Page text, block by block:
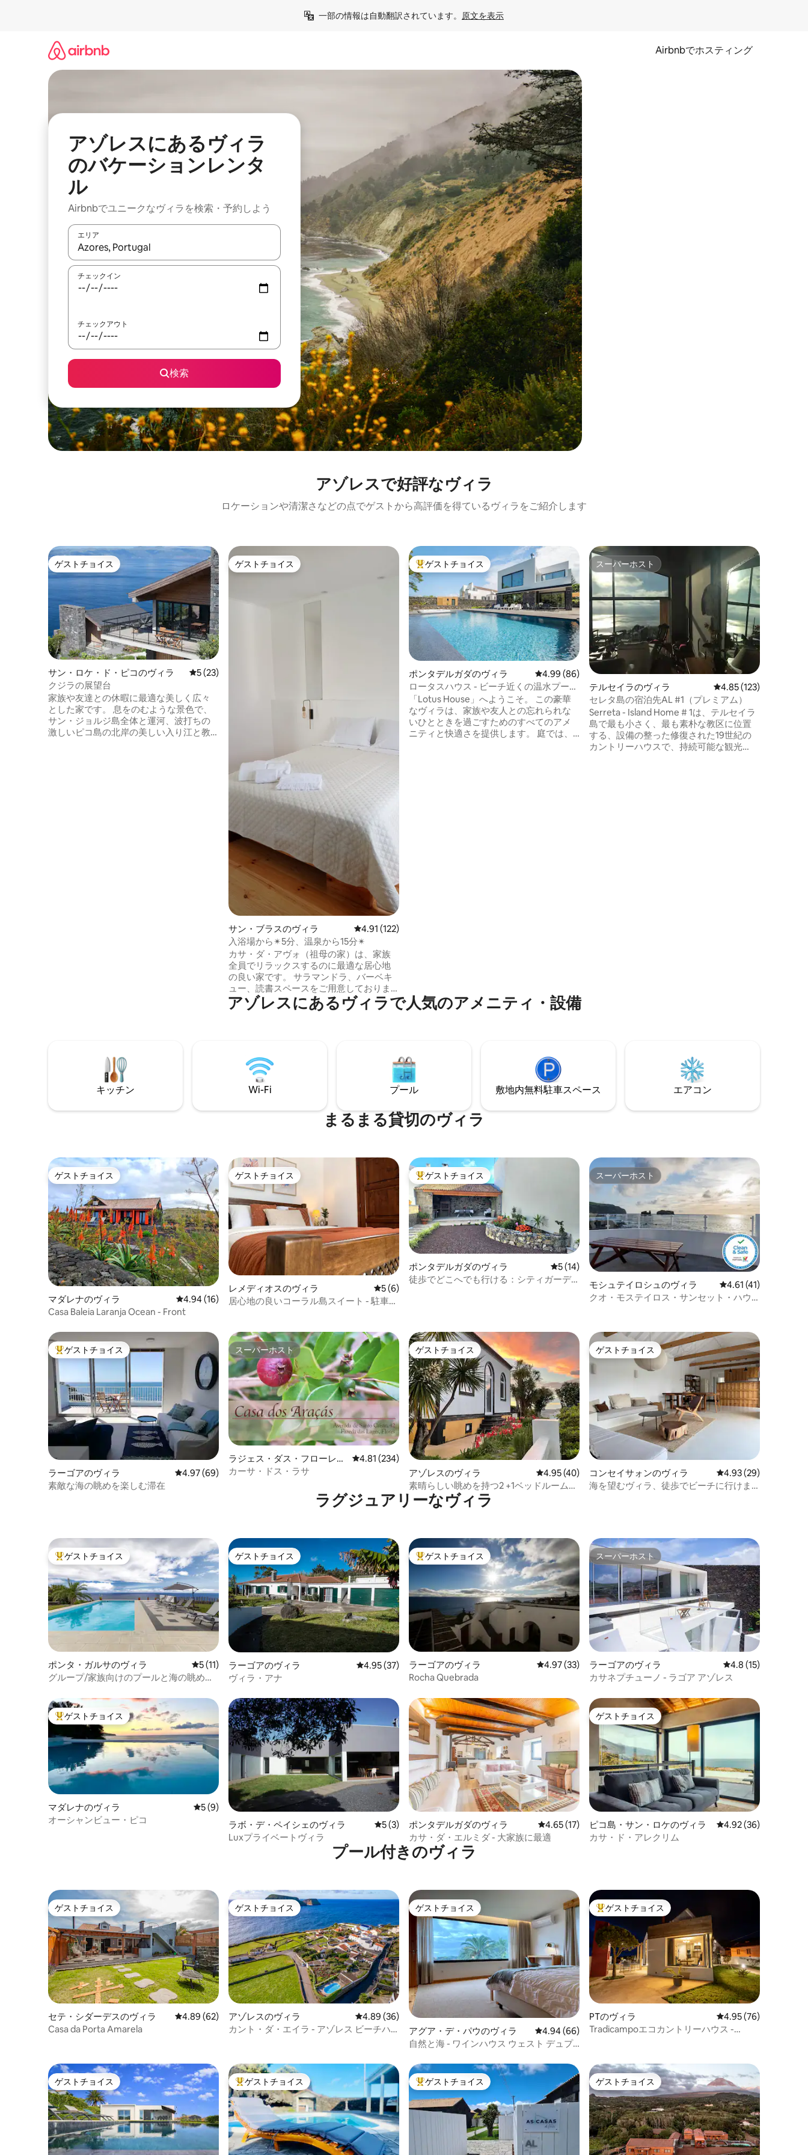
一部の情報は自動翻訳されています。 原文を表示
Airbnbでホスティング
アゾレスにあるヴィラ
のバケーションレンタ
ル
Airbnbでユニークなヴィラを検索・予約しよう
エリア
検索結果が表示されたら、上下の矢印キーを使って移動するか、画面をタッチまたはスワイプして検索結果を確認することができます。
チェックイン
チェックアウト
検索
アゾレスで好評なヴィラ
ロケーションや清潔さなどの点でゲストから高評価を得ているヴィラをご紹介します
ゲストチョイス
ゲストチョイス
サン・ロケ・ド・ピコのヴィラ レビュー23件、5つ星中5つ星の平均評価
5 (23)
クジラの展望台
家族や友達との休暇に最適な美しく広々
とした家です。 息をのむような景色で、
サン・ジョルジ島全体と運河、波打ちの
激しいピコ島の北岸の美しい入り江と教
ゲストチョイス
ゲストチョイス
サン・ブラスのヴィラ レビュー122件、5つ星中4.91つ星の平均評価
4.91 (122)
入浴場から✴5分、温泉から15分✴
カサ・ダ・アヴォ（祖母の家）は、家族
全員でリラックスするのに最適な居心地
の良い家です。 サラマンドラ、バーベキ
ュー、読書スペースをご用意しておりま
す。 サン・ミゲル島の中央に位置するサ
ン・ブラスの教区にあり、街と自然の両
の散歩道があります。 10メートルのとこ
ろには、ミニマーケット、カフェ、レス
トラン、地元の博物館があります。
大好評のゲストチョイスです。
ゲストチョイス
ポンタデルガダのヴィラ レビュー86件、5つ星中4.99つ星の平均評価
4.99 (86)
ロータスハウス - ビーチ近くの温水プール
＆ジャグジー
「Lotus House」へようこそ。 この豪華
なヴィラは、家族や友人との忘れられな
いひとときを過ごすためのすべてのアメ
ニティと快適さを提供します。 庭では、
スーパーホスト
スーパーホスト
テルセイラのヴィラ レビュー123件、5つ
4.85 (123)
セレタ島の宿泊先AL #1（プレミアム）
Serreta - Island Home # 1は、テルセイラ
島で最も小さく、最も素朴な教区に位置
する、設備の整った修復された19世紀の
カントリーハウスで、持続可能な観光
アゾレスにあるヴィラで人気のアメニティ・設備
キッチン Wi-Fi プール 敷地内無料駐⁠車ス⁠ペ⁠ー⁠ス エアコン
まるまる貸切のヴィラ
ゲストチョイス
ゲストチョイス
マダレナのヴィラ レビュー16件、5つ星中4.94つ星の平均評価
4.94 (16)
Casa Baleia Laranja Ocean - Front
ゲストチョイス
ゲストチョイス
レメディオスのヴィラ レビュー6件、5つ星中5つ星の平均評価
5 (6)
居心地の良いコーラル島スイート - 駐車場
大好評のゲストチョイスです。
ゲストチョイス
ポンタデルガダのヴィラ レビュー14件、5つ星中5つ星の平均評価
5 (14)
徒歩でどこへでも行ける：シティガーデ
スーパーホスト
スーパーホスト
モシュテイロシュのヴィラ レビュー41件、5つ
4.61 (41)
クオ・モステイロス・サンセット・ハウ
大好評のゲストチョイスです。
ゲストチョイス
ラーゴアのヴィラ レビュー69件、5つ星中4.97つ星の平均評価
4.97 (69)
素敵な海の眺めを楽しむ滞在
スーパーホスト
スーパーホスト
ラジェス・ダス・フローレス
のヴィラ
レビュー234件、5つ星中4.81つ星の平均評価
4.81 (234)
カーサ・ドス・ラサ
ゲストチョイス
ゲストチョイス
アゾレスのヴィラ レビュー40件、5つ星中4.95つ星の平均評価
4.95 (40)
素晴らしい眺めを持つ2 +1ベッドルームヴ
ィラ
ゲストチョイス
ゲストチョイス
コンセイサォンのヴィラ レビュー29件、5つ星
4.93 (29)
海を望むヴィラ、徒歩でビーチに行けま
ラグジュアリーなヴィラ
大好評のゲストチョイスです。
ゲストチョイス
ポンタ・ガルサのヴィラ レビュー11件、5つ星中5つ星の平均評価
5 (11)
グループ/家族向けのプールと海の眺めを
ゲストチョイス
ゲストチョイス
ラーゴアのヴィラ レビュー37件、5つ星中4.95つ星の平均評価
4.95 (37)
ヴィラ・アナ
大好評のゲストチョイスです。
ゲストチョイス
ラーゴアのヴィラ レビュー33件、5つ星中4.97つ星の平均評価
4.97 (33)
Rocha Quebrada
スーパーホスト
スーパーホスト
ラーゴアのヴィラ レビュー15件、5つ
4.8 (15)
カサネプチューノ - ラゴア アゾレス
大好評のゲストチョイスです。
ゲストチョイス
マダレナのヴィラ レビュー9件、5つ星中5つ星の平均評価
5 (9)
オーシャンビュー・ピコ
ラボ・デ・ペイシェのヴィラ レビュー3件、5つ星中5つ星の平均評価
5 (3)
Luxプライベートヴィラ
ポンタデルガダのヴィラ レビュー17件、5つ星中4.65つ星の平均評価
4.65 (17)
カサ・ダ・エルミダ - 大家族に最適
ゲストチョイス
ゲストチョイス
ピコ島・サン・ロケのヴィラ レビュー36件、5つ星
4.92 (36)
カサ・ド・アレクリム
プール付きのヴィラ
ゲストチョイス
ゲストチョイス
セテ・シダーデスのヴィラ レビュー62件、5つ星中4.89つ星の平均評価
4.89 (62)
Casa da Porta Amarela
ゲストチョイス
ゲストチョイス
アゾレスのヴィラ レビュー36件、5つ星中4.89つ星の平均評価
4.89 (36)
カント・ダ・エイラ - アゾレス ビーチハ
ゲストチョイス
ゲストチョイス
アグア・デ・パウのヴィラ レビュー66件、5つ星中4.94つ星の平均評価
4.94 (66)
自然と海 - ワインハウス ウェスト デュプ
大好評のゲストチョイスです。
ゲストチョイス
PTのヴィラ レビュー76件、5つ星
4.95 (76)
Tradicampoエコカントリーハウス -
ゲストチョイス
ゲストチョイス 大好評のゲストチョイスです。
ゲストチョイス 大好評のゲストチョイスです。
ゲストチョイス ゲストチョイス
ゲストチョイス